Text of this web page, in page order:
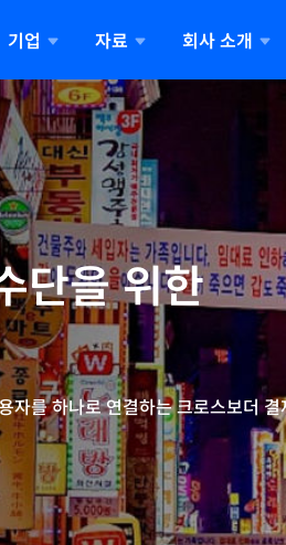
기업
기업
가맹점
국경 간 결제를 위한 통합
게이트웨이
자료
자료
자주 묻는 질문
주요 문의사항 답변 보기 or 주요
문의사항에 대한 답변을 빠르게
확인하세요
회사 소개
우리에 대하여
회사 소개
우리에 대하여
리더십 팀
리더십 팀을 만나보세요
단을 위한
자를 하나로 연결하는 크로스보더